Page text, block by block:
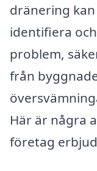
dränering
identifiera
problem,
från
Här är några
företag